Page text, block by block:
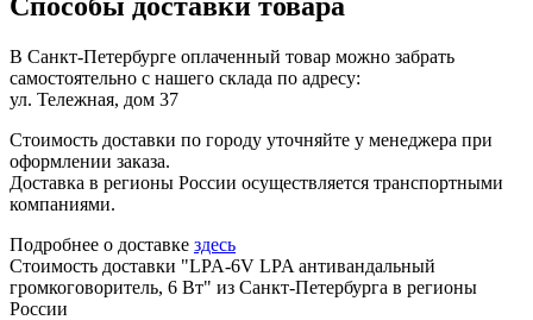
В Санкт-Петербурге оплаченный товар можно забрать
самостоятельно с нашего склада по адресу:
ул. Тележная, дом 37
Стоимость доставки по городу уточняйте у менеджера при
оформлении заказа.
Доставка в регионы России осуществляется транспортными
компаниями.
Подробнее о доставке здесь
Стоимость доставки "LPA-6V LPA антивандальный
громкоговоритель, 6 Вт" из Санкт-Петербурга в регионы
России